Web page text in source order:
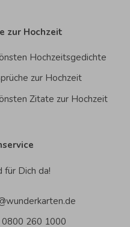
zur Hochzeit
Hochzeitsgedichte
zur Hochzeit
Zitate zur Hochzeit
für Dich da!
260 1000